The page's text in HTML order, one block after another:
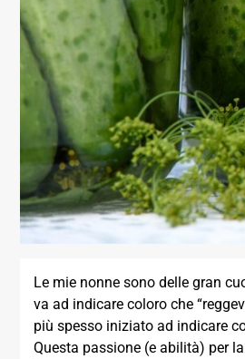
Le mie nonne sono delle gran
va ad indicare coloro che
più spesso iniziato ad indicare
Questa passione (e abilità) per